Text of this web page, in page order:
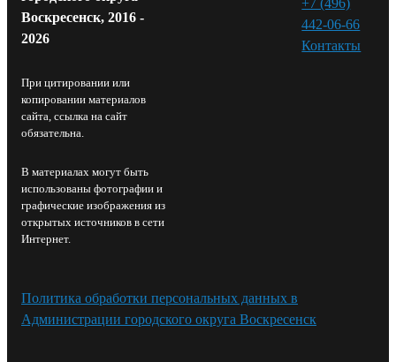
Воскресенск, 2016 -
2026
При цитировании или
копировании материалов
сайта, ссылка на сайт
обязательна.
В материалах могут быть
использованы фотографии и
графические изображения из
открытых источников в сети
Интернет.
442-06-66
Контакты⁠
Политика обработки персональных данных в
Администрации городского округа Воскресенск